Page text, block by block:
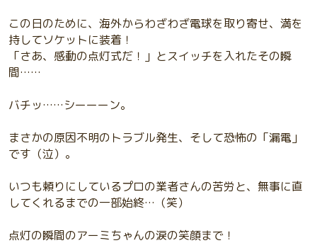
この日のために、海外からわざわざ電球を取り寄せ、満を
持してソケットに装着！
「さあ、感動の点灯式だ！」とスイッチを入れたその瞬
間……
バチッ……シーーーン。
まさかの原因不明のトラブル発生、そして恐怖の「漏電」
です（泣）。
いつも頼りにしているプロの業者さんの苦労と、無事に直
してくれるまでの一部始終…（笑）
点灯の瞬間のアーミちゃんの涙の笑顔まで！